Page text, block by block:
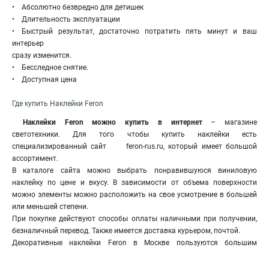
• Абсолютно безвредно для детишек
• Длительность эксплуатации
• Быстрый результат, достаточно потратить пять минут и ваш
интерьер
сразу изменится.
• Бесследное снятие.
• Доступная цена
Где купить Наклейки Feron
Наклейки Feron можно купить в интернет– магазине
светотехники. Для того чтобы купить наклейки есть
специализированный сайт feron-rus.ru, который имеет большой
ассортимент.
В каталоге сайта можно выбрать понравившуюся виниловую
наклейку по цене и вкусу. В зависимости от объема поверхности
можно элементы можно расположить на свое усмотрение в большей
или меньшей степени.
При покупке действуют способы оплаты наличными при получении,
безналичный перевод. Также имеется доставка курьером, почтой.
Декоративные наклейки Feron в Москве пользуются большим